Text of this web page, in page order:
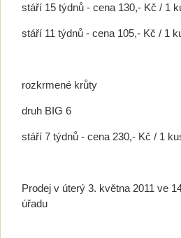
stáří 15 týdnů - cena 130,- Kč / 1
stáří 11 týdnů - cena 105,- Kč / 1
rozkrmené krůty
druh BIG 6
stáří 7 týdnů - cena 230,- Kč / 1
Prodej v úterý 3. května 2011 ve
úřadu